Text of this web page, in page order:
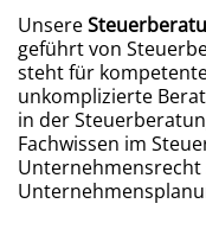
Unsere
geführt von
steht für
unkomplizierte
in der
Fachwissen im
Unternehmensrecht